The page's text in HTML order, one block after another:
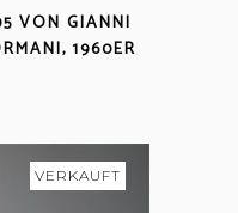
VON GIANNI
1960ER
VERKAUFT